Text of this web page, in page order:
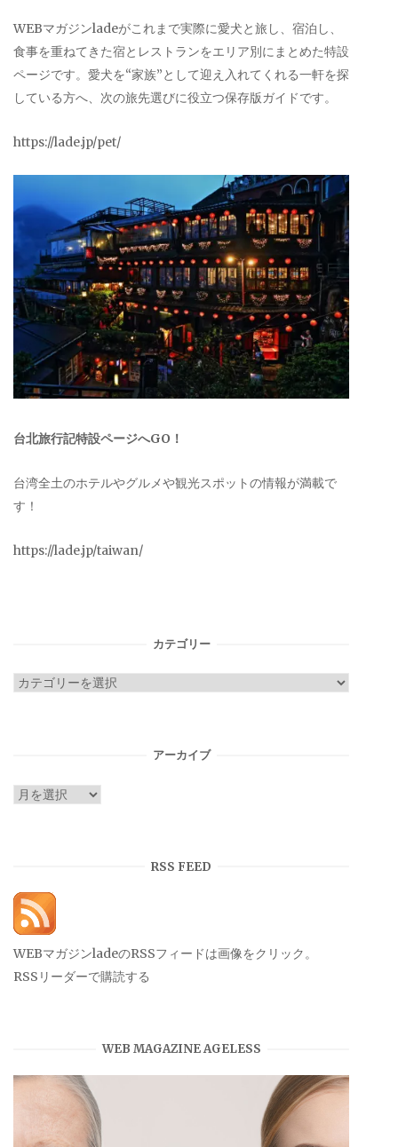
WEBマガジンladeがこれまで実際に愛犬と旅し、宿泊し、
食事を重ねてきた宿とレストランをエリア別にまとめた特設
ページです。愛犬を“家族”として迎え入れてくれる一軒を探
している方へ、次の旅先選びに役立つ保存版ガイドです。
https://lade.jp/pet/
台北旅行記特設ページへGO！
台湾全土のホテルやグルメや観光スポットの情報が満載で
す！
https://lade.jp/taiwan/
カテゴリー
カ
アーカイブ
ア
RSS FEED
WEBマガジンladeのRSSフィードは画像をクリック。
RSSリーダーで購読する
WEB MAGAZINE AGELESS